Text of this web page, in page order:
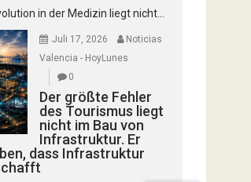
in der Medizin liegt nicht...
Juli 17, 2026
Noticias
Valencia - HoyLunes
0
Der größte Fehler
des Tourismus liegt
nicht im Bau von
Infrastruktur. Er
dass Infrastruktur